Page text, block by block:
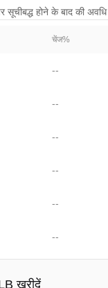
होने के बाद की
चेंज%
--
--
--
--
--
--
खरीदें